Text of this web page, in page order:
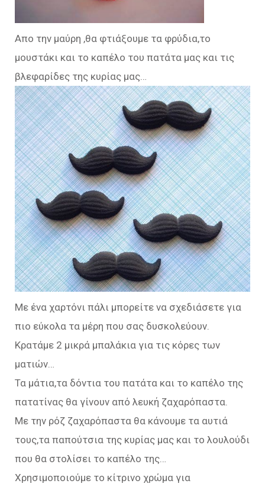
Απο την μαύρη ,θα φτιάξουμε τα φρύδια,το
μουστάκι και το καπέλο του πατάτα μας και τις
βλεφαρίδες της κυρίας μας…
Με ένα χαρτόνι πάλι μπορείτε να σχεδιάσετε για
πιο εύκολα τα μέρη που σας δυσκολεύουν.
Κρατάμε 2 μικρά μπαλάκια για τις κόρες των
ματιών…
Τα μάτια,τα δόντια του πατάτα και το καπέλο της
πατατίνας θα γίνουν από λευκή ζαχαρόπαστα.
Με την ρόζ ζαχαρόπαστα θα κάνουμε τα αυτιά
τους,τα παπούτσια της κυρίας μας και το λουλούδι
που θα στολίσει το καπέλο της…
Χρησιμοποιούμε το κίτρινο χρώμα για